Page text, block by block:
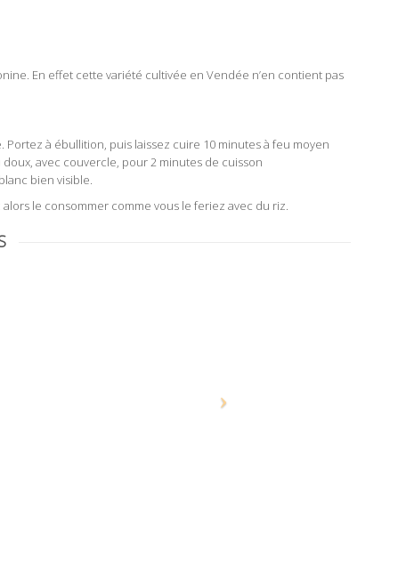
En effet cette variété cultivée en Vendée n’en contient pas
à ébullition, puis laissez cuire 10 minutes à feu moyen
avec couvercle, pour 2 minutes de cuisson
bien visible.
le consommer comme vous le feriez avec du riz.